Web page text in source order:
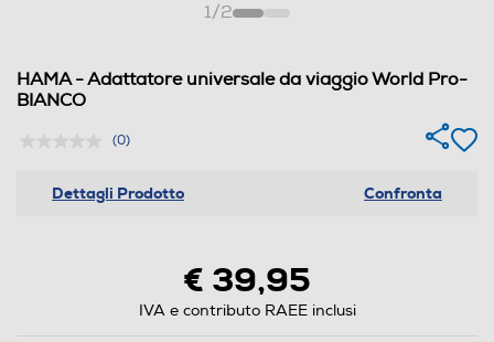
1/2
HAMA - Adattatore universale da viaggio World Pro-
BIANCO
(0)
Dettagli Prodotto Confronta
€ 39,95
IVA e contributo RAEE inclusi